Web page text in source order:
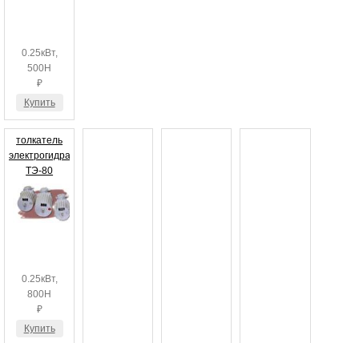
0.25кВт,
500Н
₽
Купить
толкатель
электрогидравлический
ТЭ-80
0.25кВт,
800Н
₽
Купить